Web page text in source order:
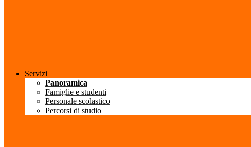
Servizi
Panoramica
Famiglie e studenti
Personale scolastico
Percorsi di studio